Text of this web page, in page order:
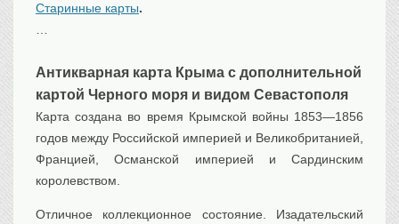
Техника, транспорт,
Транспорт
Букинистика
Медицина
Оружие, военная атрибутика
Старинные карты.
Антикварная карта Крыма с дополнительной
картой Черного моря и видом Севастополя
Карта создана во время Крымской войны 1853—1856
годов между Российской империей и Великобританией,
Францией, Османской империей и Сардинским
королевством.
Отличное коллекционное состояние. Изадательский